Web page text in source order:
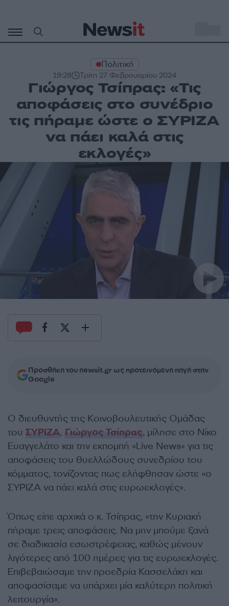
περιεχόμενο
Πολιτική
19:28 Τρίτη 27 Φεβρουαρίου 2024
Γιώργος Τσίπρας: «Τις
αποφάσεις στο συνέδριο
τις πήραμε ώστε ο ΣΥΡΙΖΑ
να πάει καλά στις
εκλογές»
Προσθήκη του newsit.gr ως προτεινόμενη πηγή στην
Google
Ο διευθυντής της Κοινοβουλευτικής Ομάδας
του ΣΥΡΙΖΑ, Γιώργος Τσίπρας, μίλησε στο Νίκο
Ευαγγελάτο και την εκπομπή «Live News» για τις
αποφάσεις του θυελλώδους συνεδρίου του
κόμματος, τονίζοντας πως ελήφθησαν ώστε «ο
ΣΥΡΙΖΑ να πάει καλά στις ευρωεκλογές».
Όπως είπε αρχικά ο κ. Τσίπρας, «την Κυριακή
πήραμε τρεις αποφάσεις. Να μην μπούμε ξανά
σε διαδικασία εσωστρέφειας, καθώς μένουν
λιγότερες από 100 ημέρες για τις ευρωεκλογές.
Επιβεβαιώσαμε την προεδρία Κασσελάκη και
αποφασίσαμε να υπάρχει μία καλύτερη πολιτική
λειτουργία».